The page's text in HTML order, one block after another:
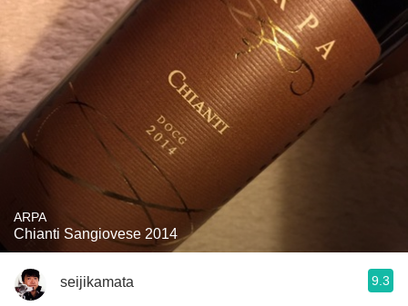
ARPA
Chianti Sangiovese 2014
seijikamata 9.3